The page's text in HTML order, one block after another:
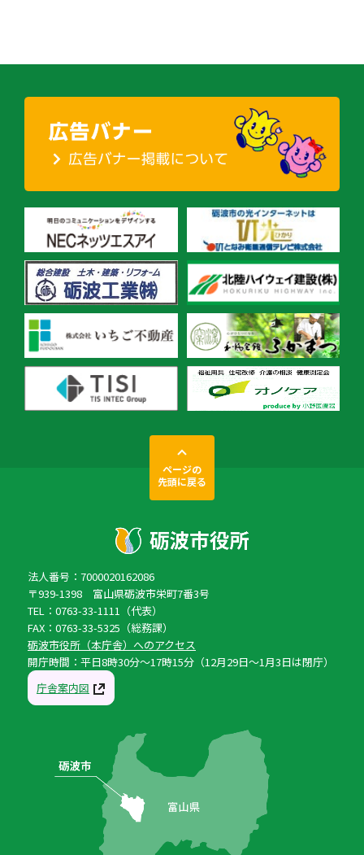
ページの
先頭に戻る
法人番号：7000020162086
〒939-1398 富山県砺波市栄町7番3号
TEL：0763-33-1111（代表）
FAX：0763-33-5325（総務課）
砺波市役所（本庁舎）へのアクセス
開庁時間：平日8時30分〜17時15分（12月29日〜1月3日は閉庁）
庁舎案内図